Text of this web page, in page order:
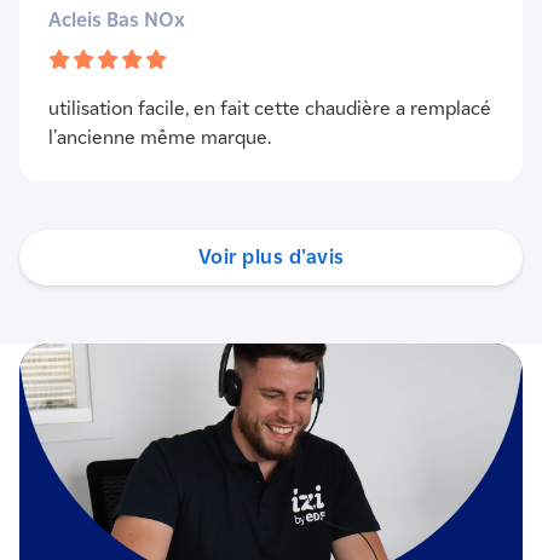
Acleis Bas NOx
utilisation facile, en fait cette chaudière a remplacé
l'ancienne même marque.
Voir plus d'avis